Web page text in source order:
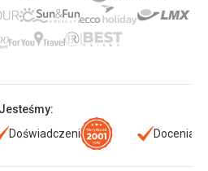
Jesteśmy:
Doświadczeni Doceniani